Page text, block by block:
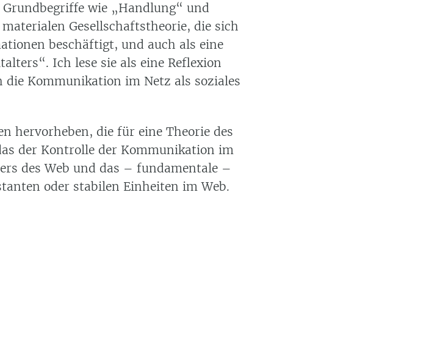
wie
Handlung
und
Gesellschaftstheorie, die sich
beschäftigt, und auch als eine
. Ich lese sie als eine Reflexion
Kommunikation im Netz als soziales
hervorheben, die für eine Theorie des
der Kontrolle der Kommunikation im
des Web und das – fundamentale –
oder stabilen Einheiten im Web.